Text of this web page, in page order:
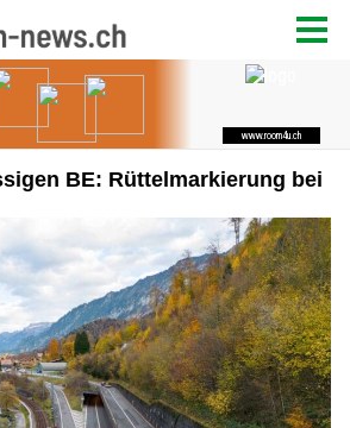
BE: Rüttelmarkierung bei